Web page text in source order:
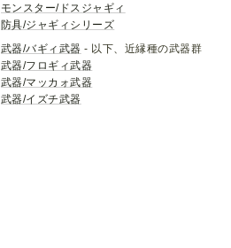
モンスター/ドスジャギィ
防具/ジャギィシリーズ
武器/バギィ武器 - 以下、近縁種の武器群
武器/フロギィ武器
武器/マッカォ武器
武器/イズチ武器